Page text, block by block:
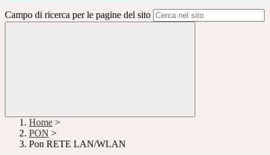
Campo di ricerca per le pagine del sito
Home >
PON >
Pon RETE LAN/WLAN